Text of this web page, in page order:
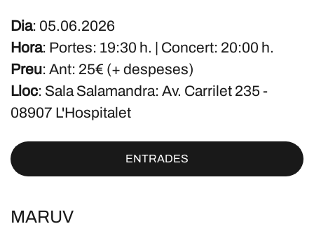
Dia: 05.06.2026
Hora: Portes: 19:30 h. | Concert: 20:00 h.
Preu: Ant: 25€ (+ despeses)
Lloc: Sala Salamandra: Av. Carrilet 235 -
08907 L'Hospitalet
ENTRADES
MARUV